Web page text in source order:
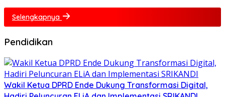
Selengkapnya
Pendidikan
Wakil Ketua DPRD Ende Dukung Transformasi Digital,